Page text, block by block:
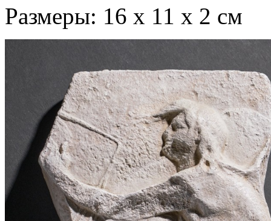
Размеры: 16 х 11 х 2 см